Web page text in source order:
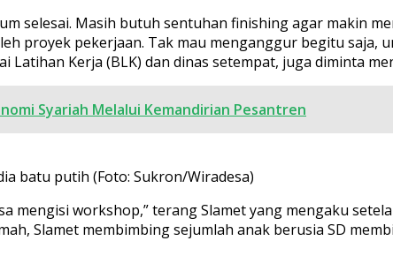
selesai. Masih butuh sentuhan finishing agar makin
proyek pekerjaan. Tak mau menganggur begitu
Latihan Kerja (BLK) dan dinas setempat, juga diminta
Syariah Melalui Kemandirian Pesantren
batu putih (Foto: Sukron/Wiradesa)
mengisi workshop,” terang Slamet yang mengaku
Slamet membimbing sejumlah anak berusia SD